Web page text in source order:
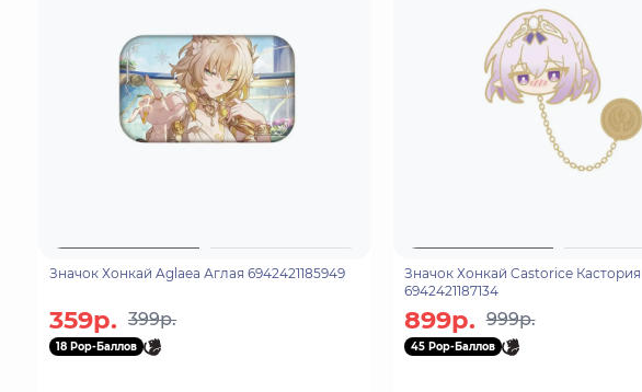
Значок Хонкай Aglaea Аглая 6942421185949
359р. 399р.
18 Pop-Баллов
Значок Хонкай Castorice Кастория
6942421187134
899р. 999р.
45 Pop-Баллов